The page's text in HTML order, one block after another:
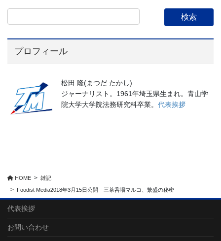
プロフィール
松田 隆(まつだ たかし)
ジャーナリスト。1961年埼玉県生まれ。青山学
院大学大学院法務研究科卒業。 代表挨拶
HOME
雑記
Foodist Media2018年3月15日公開 三茶呑場マルコ、繁盛の秘密
代表挨拶
お問い合わせ